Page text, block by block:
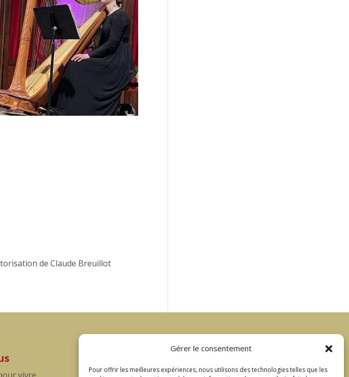
Gérer le consentement
Pour offrir les meilleures expériences, nous utilisons des technologies telles que les
de Claude Breuillot